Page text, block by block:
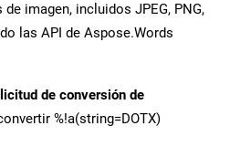
imagen, incluidos JPEG, PNG,
las API de Aspose.Words
de conversión de
%!a(string=DOTX)